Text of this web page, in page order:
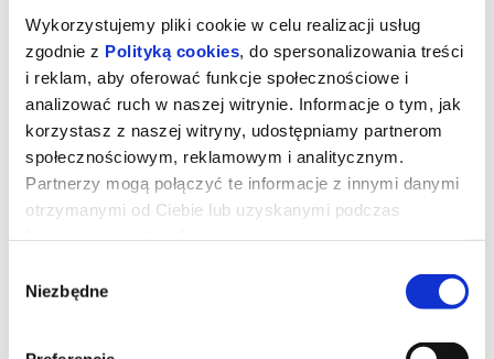
Wykorzystujemy pliki cookie w celu realizacji usług
zgodnie z Polityką cookies , do spersonalizowania treści
i reklam, aby oferować funkcje społecznościowe i
analizować ruch w naszej witrynie. Informacje o tym, jak
korzystasz z naszej witryny, udostępniamy partnerom
społecznościowym, reklamowym i analitycznym.
Partnerzy mogą połączyć te informacje z innymi danymi
otrzymanymi od Ciebie lub uzyskanymi podczas
zgody
Niezbędne
Znaki Pana Śliwki
Wbrew oczekiwaniom rodziny Karol Śliwka opuszcza wieś i
komunistyczną Polskę i definiuje wizualny krajobraz kraju. Jego
znaki nie wiszą w galeriach, ale są obecne w polskich domach, na
polskich ulicach, w instytucjach i zakładach pracy. Jednocześnie
dokumentuje. Ten niezwykle utalentowany twórca, do dziś